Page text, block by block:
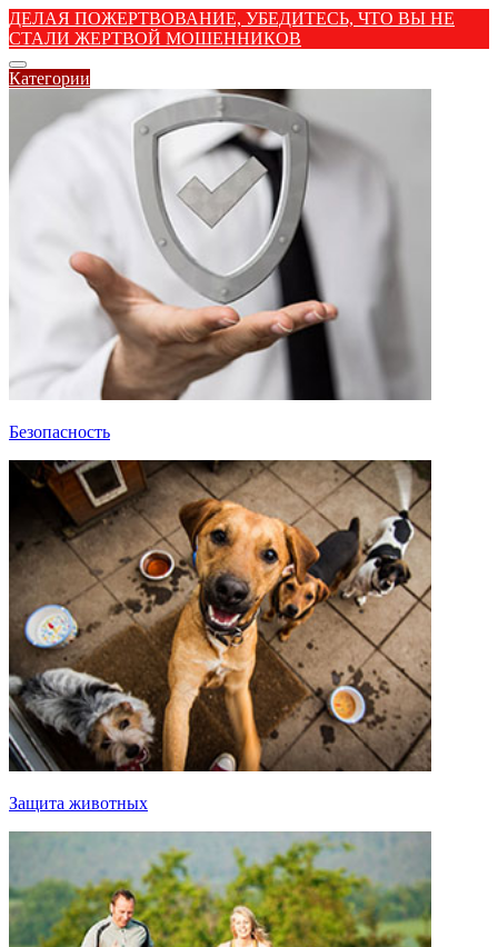
ДЕЛАЯ ПОЖЕРТВОВАНИЕ, УБЕДИТЕСЬ, ЧТО ВЫ НЕ
СТАЛИ ЖЕРТВОЙ МОШЕННИКОВ
Категории
Безопасность
Защита животных